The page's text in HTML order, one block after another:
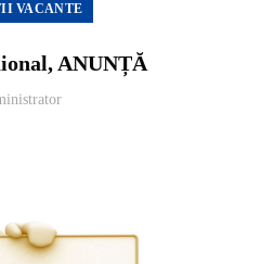
VACANTE
ANUNȚĂ